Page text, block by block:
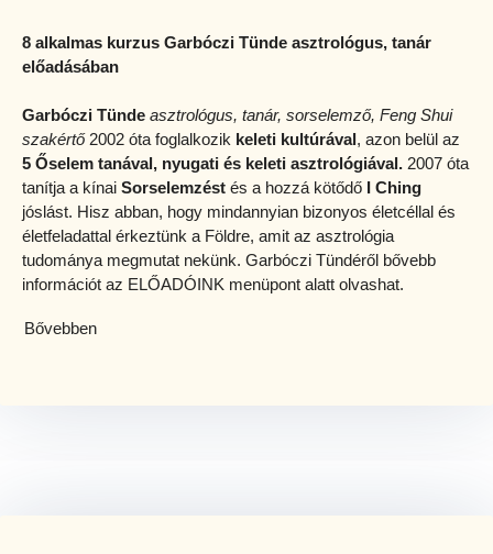
8 alkalmas kurzus Garbóczi Tünde asztrológus, tanár
előadásában
Garbóczi Tünde asztrológus, tanár, sorselemző, Feng Shui
szakértő2002 óta foglalkozik keleti kultúrával, azon belül az
5 Őselem tanával, nyugati és keleti asztrológiával. 2007 óta
tanítja a kínai Sorselemzést és a hozzá kötődő I Ching
jóslást. Hisz abban, hogy mindannyian bizonyos életcéllal és
életfeladattal érkeztünk a Földre, amit az asztrológia
tudománya megmutat nekünk. Garbóczi Tündéről bővebb
információt az ELŐADÓINK menüpont alatt olvashat.
Bővebben